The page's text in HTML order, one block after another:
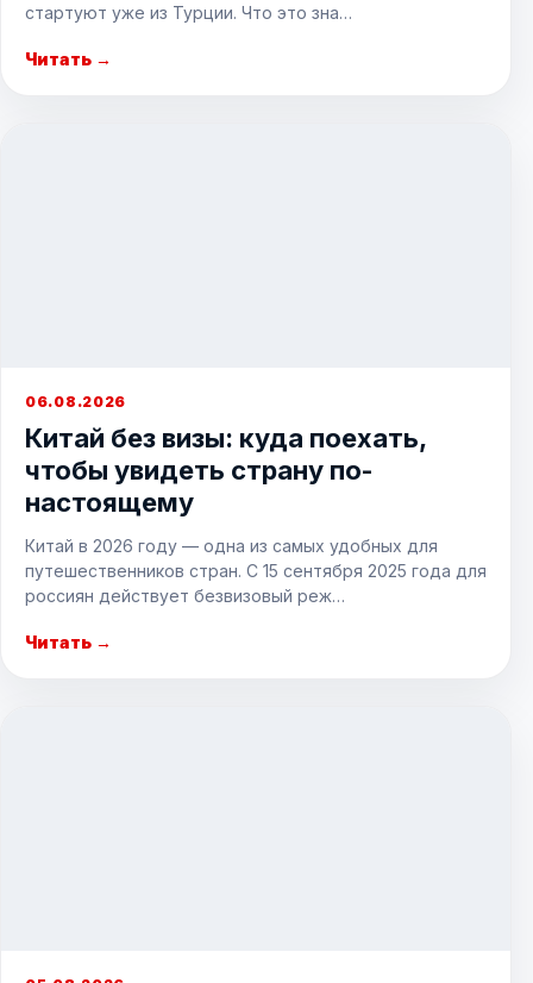
стартуют уже из Турции. Что это зна…
Читать →
06.08.2026
Китай без визы: куда поехать,
чтобы увидеть страну по-
настоящему
Китай в 2026 году — одна из самых удобных для
путешественников стран. С 15 сентября 2025 года для
россиян действует безвизовый реж…
Читать →